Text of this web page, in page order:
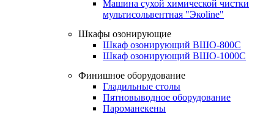
Машина сухой химической чистки
мультисольвентная "Экоline"
Шкафы озонирующие
Шкаф озонирующий ВШО-800С
Шкаф озонирующий ВШО-1000С
Финишное оборудование
Гладильные столы
Пятновыводное оборудование
Пароманекены